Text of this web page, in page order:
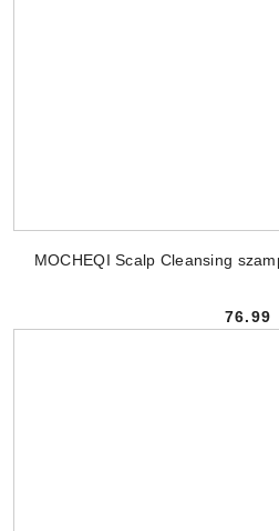
MOCHEQI Scalp Cleansing
76.99